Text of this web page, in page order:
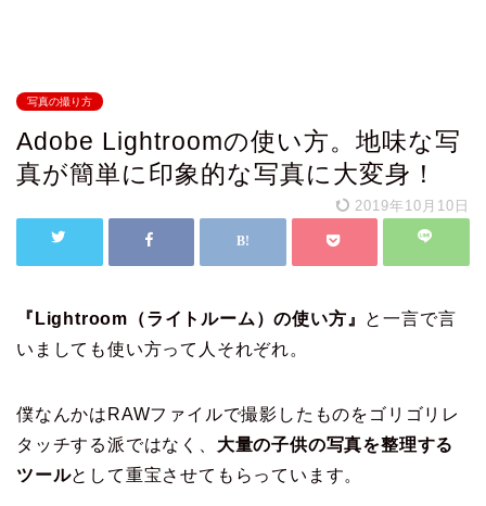
写真の撮り方
Adobe Lightroomの使い方。地味な写
真が簡単に印象的な写真に大変身！
2019年10月10日
『Lightroom（ライトルーム）の使い方』 と一言で言
いましても使い方って人それぞれ。
僕なんかはRAWファイルで撮影したものをゴリゴリレ
タッチする派ではなく、 大量の子供の写真を整理する
ツールとして重宝させてもらっています。